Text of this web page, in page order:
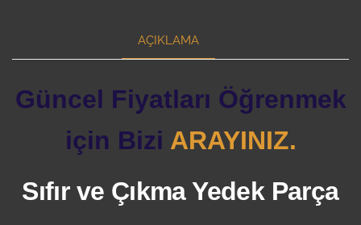
AÇIKLAMA
Güncel Fiyatları Öğrenmek
için Bizi ARAYINIZ.
Sıfır ve Çıkma Yedek Parça